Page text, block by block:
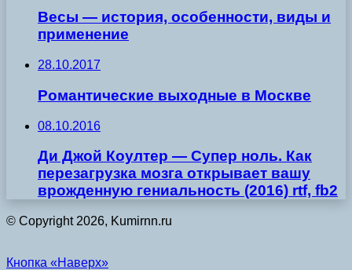
Весы — история, особенности, виды и
применение
28.10.2017
Романтические выходные в Москве
08.10.2016
Ди Джой Коултер — Супер ноль. Как
перезагрузка мозга открывает вашу
врожденную гениальность (2016) rtf, fb2
© Copyright 2026, Kumirnn.ru
Кнопка «Наверх»